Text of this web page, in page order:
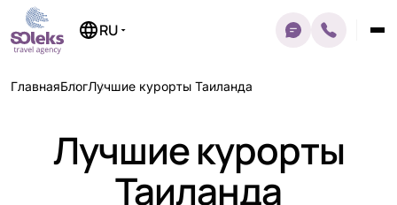
Перейти
содержимому
RU
ГлавнаяБлогЛучшие курорты Таиланда
Лучшие курорты
Таиланда